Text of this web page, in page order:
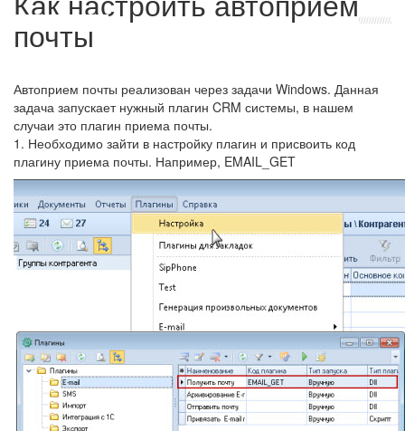
почты
Автоприем почты реализован через задачи Windows. Данная
задача запускает нужный плагин CRM системы, в нашем
случаи это плагин приема почты.
1. Необходимо зайти в настройку плагин и присвоить код
плагину приема почты. Например, EMAIL_GET